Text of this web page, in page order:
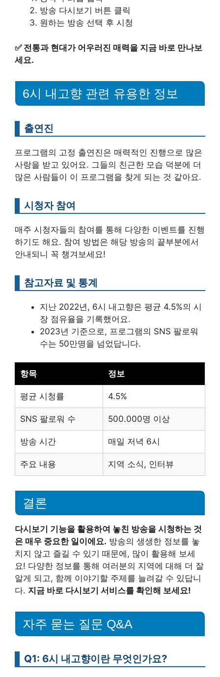
방송 다시보기 버튼 클릭
원하는 방송 선택 후 시청
✅ 전통과 현대가 어우러진 매력을 지금 바로 만나보
세요.
6시 내고향 관련 유용한 정보
출연진
프로그램의 고정 출연진은 매력적인 진행으로 많은
사랑을 받고 있어요. 그들의 친근한 모습 덕분에 더
많은 사람들이 이 프로그램을 찾게 되는 것 같아요.
시청자 참여
매주 시청자들의 참여를 통해 다양한 이벤트를 진행
하기도 해요. 참여 방법은 해당 방송의 끝부분에서
안내되니 꼭 챙겨보세요!
참고자료 및 통계
지난 2022년, 6시 내고향은 평균 4.5%의 시
장 점유율을 기록했어요.
2023년 기준으로, 프로그램의 SNS 팔로워
수는 50만명을 넘었답니다.
항목 정보
평균 시청률 4.5%
SNS 팔로워 수 500.000명 이상
방송 시간 매일 저녁 6시
주요 내용 지역 소식, 인터뷰
결론
다시보기 기능을 활용하여 놓친 방송을 시청하는 것
은 매우 중요한 일이에요. 방송의 생생한 정보를 놓
치지 않고 즐길 수 있기 때문에, 많이 활용해 보세
요! 다양한 정보를 통해 여러분의 지역에 대해 더 잘
알게 되고, 함께 이야기할 주제를 늘려갈 수 있답니
다. 지금 바로 다시보기 서비스를 확인해 보세요!
자주 묻는 질문 Q&A
Q1: 6시 내고향이란 무엇인가요?